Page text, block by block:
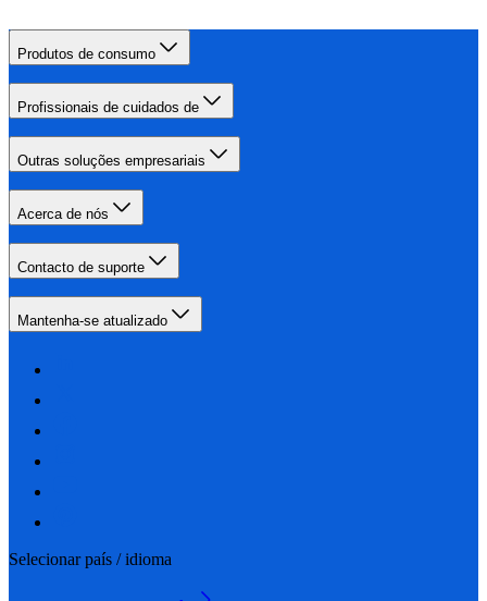
Produtos de consumo
Profissionais de cuidados de
Outras soluções empresariais
Acerca de nós
Contacto de suporte
Mantenha-se atualizado
Selecionar país / idioma